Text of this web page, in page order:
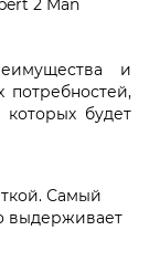
и
потребностей,
будет
Самый
выдерживает